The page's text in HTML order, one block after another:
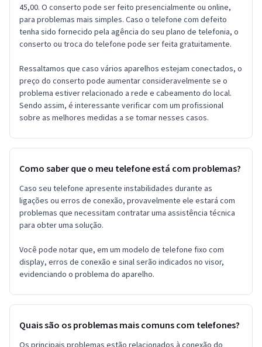
45,00. O conserto pode ser feito presencialmente ou online,
para problemas mais simples. Caso o telefone com defeito
tenha sido fornecido pela agência do seu plano de telefonia, o
conserto ou troca do telefone pode ser feita gratuitamente.
Ressaltamos que caso vários aparelhos estejam conectados, o
preço do conserto pode aumentar consideravelmente se o
problema estiver relacionado a rede e cabeamento do local.
Sendo assim, é interessante verificar com um profissional
sobre as melhores medidas a se tomar nesses casos.
Como saber que o meu telefone está com problemas?
Caso seu telefone apresente instabilidades durante as
ligações ou erros de conexão, provavelmente ele estará com
problemas que necessitam contratar uma assistência técnica
para obter uma solução.
Você pode notar que, em um modelo de telefone fixo com
display, erros de conexão e sinal serão indicados no visor,
evidenciando o problema do aparelho.
Quais são os problemas mais comuns com telefones?
Os principais problemas estão relacionados à conexão do